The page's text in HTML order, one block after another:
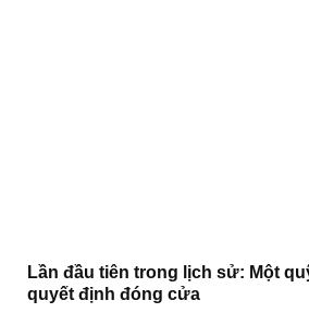
Lần đầu tiên trong lịch sử: Một
quyết định đóng cửa